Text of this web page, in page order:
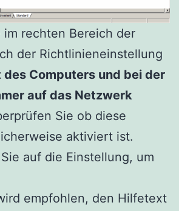
im rechten Bereich der
der Richtlinieneinstellung
des Computers und bei der
auf das Netzwerk
Sie ob diese
aktiviert ist.
auf die Einstellung, um
empfohlen, den Hilfetext